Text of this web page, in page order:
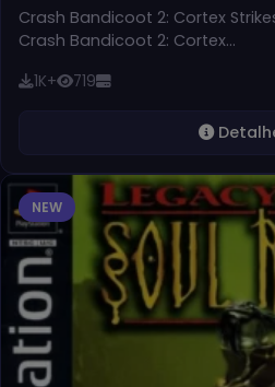
Crash Bandicoot 2: Cortex
Crash Bandicoot 2: Cortex…
1K+ 719
NEW